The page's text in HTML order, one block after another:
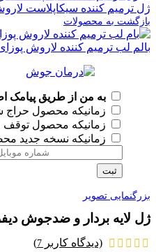
ژل ترمیم کننده سیکاپلاست
بازگشت به محصولات
بالم لب ترمیم کننده لاروش
به من از طریق پیامک
زمانیکه محصول حراج
زمانیکه محصول
زمانیکه نسخه جدید
ثبت
بزرگنمایی تصویر
ژل لایه بردار و ضدجوش
(دیدگاه کاربر 7
)